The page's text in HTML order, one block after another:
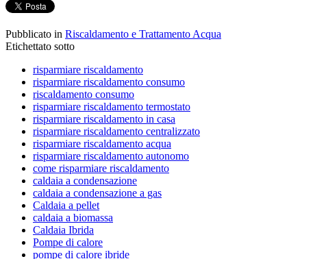
Pubblicato in Riscaldamento e Trattamento Acqua
Etichettato sotto
risparmiare riscaldamento
risparmiare riscaldamento consumo
riscaldamento consumo
risparmiare riscaldamento termostato
risparmiare riscaldamento in casa
risparmiare riscaldamento centralizzato
risparmiare riscaldamento acqua
risparmiare riscaldamento autonomo
come risparmiare riscaldamento
caldaia a condensazione
caldaia a condensazione a gas
Caldaia a pellet
caldaia a biomassa
Caldaia Ibrida
Pompe di calore
pompe di calore ibride